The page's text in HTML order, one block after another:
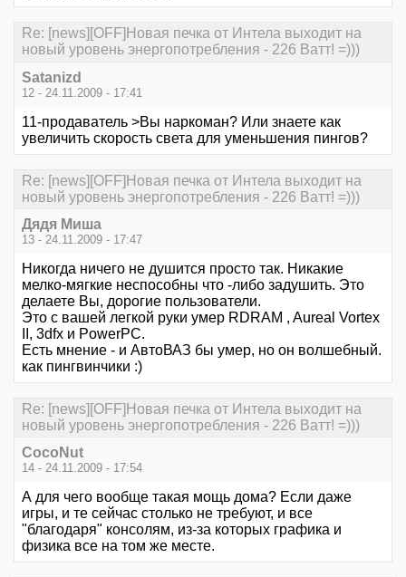
Re: [news][OFF]Новая печка от Интела выходит на
новый уровень энергопотребления - 226 Ватт! =)))
Satanizd
12 - 24.11.2009 - 17:41
11-продаватель >Вы наркоман? Или знаете как
увеличить скорость света для уменьшения пингов?
Re: [news][OFF]Новая печка от Интела выходит на
новый уровень энергопотребления - 226 Ватт! =)))
Дядя Миша
13 - 24.11.2009 - 17:47
Никогда ничего не душится просто так. Никакие
мелко-мягкие неспособны что -либо задушить. Это
делаете Вы, дорогие пользователи.
Это с вашей легкой руки умер RDRAM , Aureal Vortex
II, 3dfx и PowerPC.
Есть мнение - и АвтоВАЗ бы умер, но он волшебный.
как пингвинчики :)
Re: [news][OFF]Новая печка от Интела выходит на
новый уровень энергопотребления - 226 Ватт! =)))
CocoNut
14 - 24.11.2009 - 17:54
А для чего вообще такая мощь дома? Если даже
игры, и те сейчас столько не требуют, и все
"благодаря" консолям, из-за которых графика и
физика все на том же месте.